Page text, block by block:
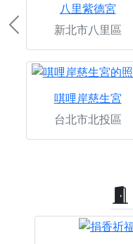
八里紫德宮
新北市八里區
唭哩岸慈生宮
台北市北投區
Previous